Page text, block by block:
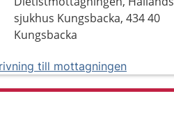
sjukhus Kungsbacka, 434 40
Kungsbacka
till mottagningen